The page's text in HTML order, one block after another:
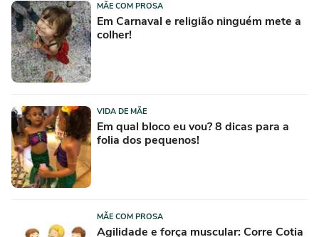
MÃE COM PROSA
Em Carnaval e religião ninguém mete a
colher!
VIDA DE MÃE
Em qual bloco eu vou? 8 dicas para a
folia dos pequenos!
MÃE COM PROSA
Agilidade e força muscular: Corre Cotia